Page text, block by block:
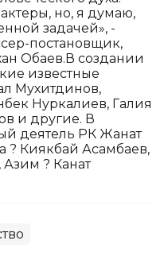
но, я думаю,
задачей», -
постановщик,
Обаев.В создании
известные
Мухитдинов,
Нуркалиев, Галия
и другие. В
деятель РК Жанат
Киякбай Асамбаев,
? Канат